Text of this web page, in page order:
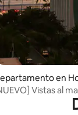
en
Vistas al
1